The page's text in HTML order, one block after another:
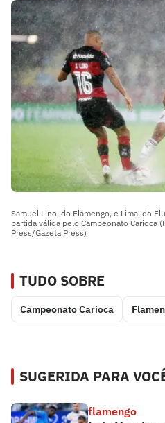
Samuel Lino, do Flamengo, e Lima, do
partida válida pelo Campeonato Carioca
Press/Gazeta Press)
TUDO SOBRE
Campeonato Carioca
SUGERIDA PARA
flamengo